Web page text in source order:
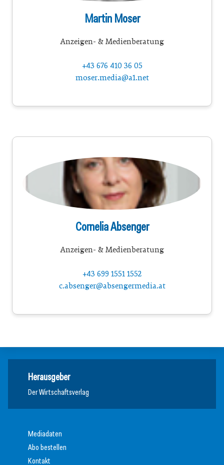
Martin Moser
Anzeigen- & Medienberatung
+43 676 410 36 05
moser.media@a1.net
Cornelia Absenger
Anzeigen- & Medienberatung
+43 699 1551 1552
c.absenger@absengermedia.at
Herausgeber
Der Wirtschaftsverlag
Mediadaten
Abo bestellen
Kontakt